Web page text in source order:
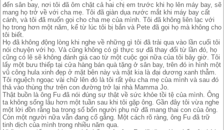
đến sân bay, nơi tôi đã ôm chặt cả hai chị em trước khi họ lên máy bay, sẽ
mang họ trở về với cha mẹ. Tôi đã giàn dụa nước mắt khi máy bay cất
cánh, và tôi đã muốn gọi cho cha mẹ của mình. Tôi đã không liên lạc với
họ trong hơn một năm, kể từ lúc tôi bị bắn và Pete đã gọi họ mà không cho
tôi biết.
Họ đã không động lòng khi nghe về những gì tôi đã trải qua vào lần cuối tôi
nói chuyện với họ. Và cũng không có gì thực sự đã thay đổi từ lần đó, họ
cũng có lẽ sẽ không đánh giá cao từ một cuộc gọi nữa của tôi bây giờ. Tôi
lấy một bưu thiếp tại cửa hàng bán quà tặng ở sân bay, trên đó in hình một
vũ công hula xinh đẹp ở mặt bên này và mặt kia là đại dương xanh thẫm.
Tôi nguệch ngoạc vài chữ lên đó là tôi rất yêu cha mẹ của mình và sau đó
thả vào thùng thư trên con đường trở lại nhà Mamma Jo.
Thật buồn là ông Fu đã nói đúng sự thật về sức khỏe tồi tệ của mình. Ông
ta không sống lâu hơn một tuần sau khi tôi gặp ông. Gần đây tôi vừa nghe
một lời đồn rằng ba trong số bốn người phụ nữ đã mang thai con của ông.
Còn một người nữa vẫn đang cố gắng. Một cách rõ ràng, ông Fu đã trữ
tinh dịch của mình trong nhiều năm qua.